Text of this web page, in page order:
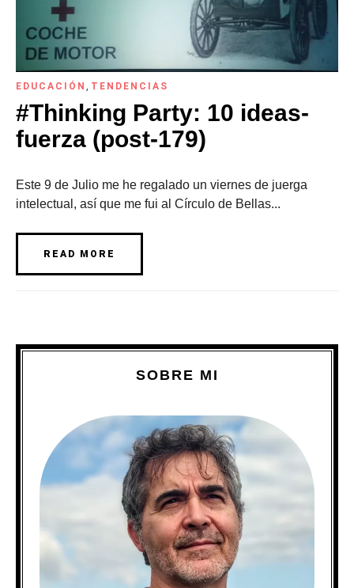
EDUCACIÓN , TENDENCIAS
#Thinking Party: 10 ideas-
fuerza (post-179)
Este 9 de Julio me he regalado un viernes de juerga
intelectual, así que me fui al Círculo de Bellas...
READ MORE
SOBRE MI